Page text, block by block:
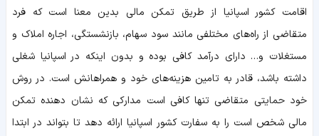
اقامت کشور اسپانیا از طریق تمکن مالی بدین معنا است که فرد
متقاضی از راه‌های مختلفی مانند سود سهام، بازنشستگی، اجاره املاک و
مستغلات و… دارای درآمد کافی بوده و بدون اینکه در اسپانیا شغلی
داشته باشد، قادر به تامین هزینه‌های خود و همراهانش است. در روش
خود حمایتی متقاضی تنها کافی است مدارکی که نشان دهنده تمکن
مالی شخص است را به سفارت کشور اسپانیا ارائه دهد تا بتواند در ابتدا